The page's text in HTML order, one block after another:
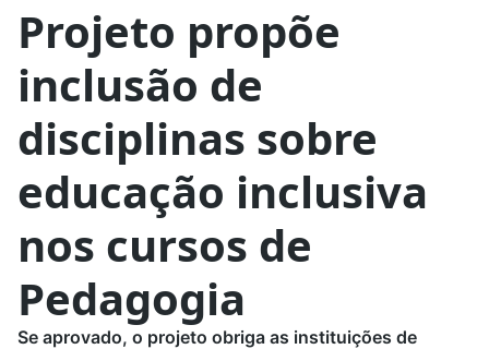
Projeto propõe
inclusão de
disciplinas sobre
educação inclusiva
nos cursos de
Pedagogia
Se aprovado, o projeto obriga as instituições de